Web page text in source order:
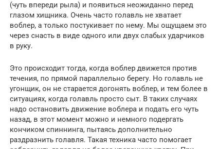
(чуть впереди рыла) и появиться неожиданно перед
глазом хищника. Очень часто голавль не хватает
воблер, а только постукивает по нему. Мы ощущаем это
через снасть в виде одного или двух слабых ударчиков
в руку.
Это происходит тогда, когда воблер движется против
течения, по прямой параллельно берегу. Но голавль не
угонщик, он не старается догонять воблер, и тем более в
ситуациях, когда голавль просто сыт. В таких случаях
надо остановить движение воблера и подать его чуть
назад, в этот момент можно и немного подергать
кончиком спиннинга, пытаясь дополнительно
раздразнить голавля. Такая техника часто помогает